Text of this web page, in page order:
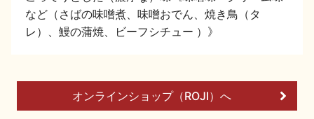
地酒蔵元会WEB展示会 地酒蔵元会利酒会
美味しい地酒の選び方
地酒蔵元会とは
など（さばの味噌煮、味噌おでん、焼き鳥（タ
レ）、鰻の蒲焼、ビーフシチュー ）》
オンラインショップ（ROJI）へ